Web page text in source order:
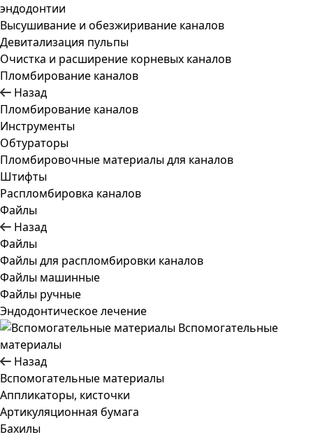
эндодонтии
Высушивание и обезжиривание каналов
Девитализация пульпы
Очистка и расширение корневых каналов
Пломбирование каналов
Назад
Пломбирование каналов
Инструменты
Обтураторы
Пломбировочные материалы для каналов
Штифты
Распломбировка каналов
Файлы
Назад
Файлы
Файлы для распломбировки каналов
Файлы машинные
Файлы ручные
Эндодонтическое лечение
Вспомогательные
материалы
Назад
Вспомогательные материалы
Аппликаторы, кисточки
Артикуляционная бумага
Бахилы